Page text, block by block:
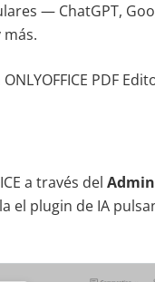
— ChatGPT,
más.
PDF
a través del
el plugin de IA